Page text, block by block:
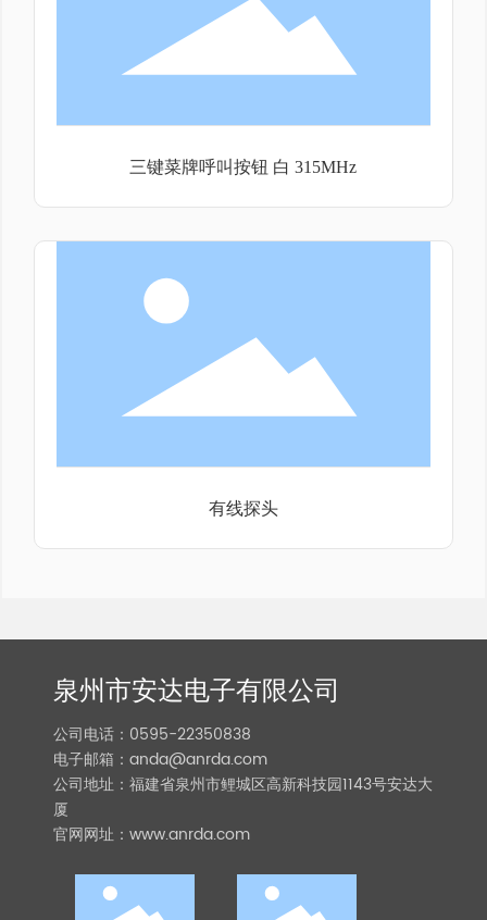
三键菜牌呼叫按钮 白 315MHz
有线探头
泉州市安达电子有限公司
公司电话： 0595-22350838
电子邮箱： anda@anrda.com
公司地址：福建省泉州市鲤城区高新科技园1143号安达大
厦
官网网址：www.anrda.com